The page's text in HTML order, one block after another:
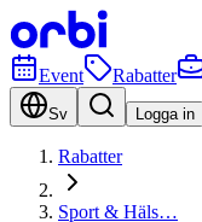
Event Rabatter
Sv Logga in
Rabatter
Sport & Häls…